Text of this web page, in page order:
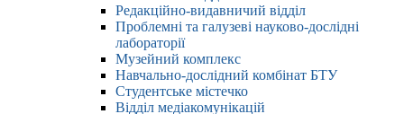
Редакційно-видавничий відділ
Проблемні та галузеві науково-дослідні
лабораторії
Музейний комплекс
Навчально-дослідний комбінат БТУ
Студентське містечко
Відділ медіакомунікацій